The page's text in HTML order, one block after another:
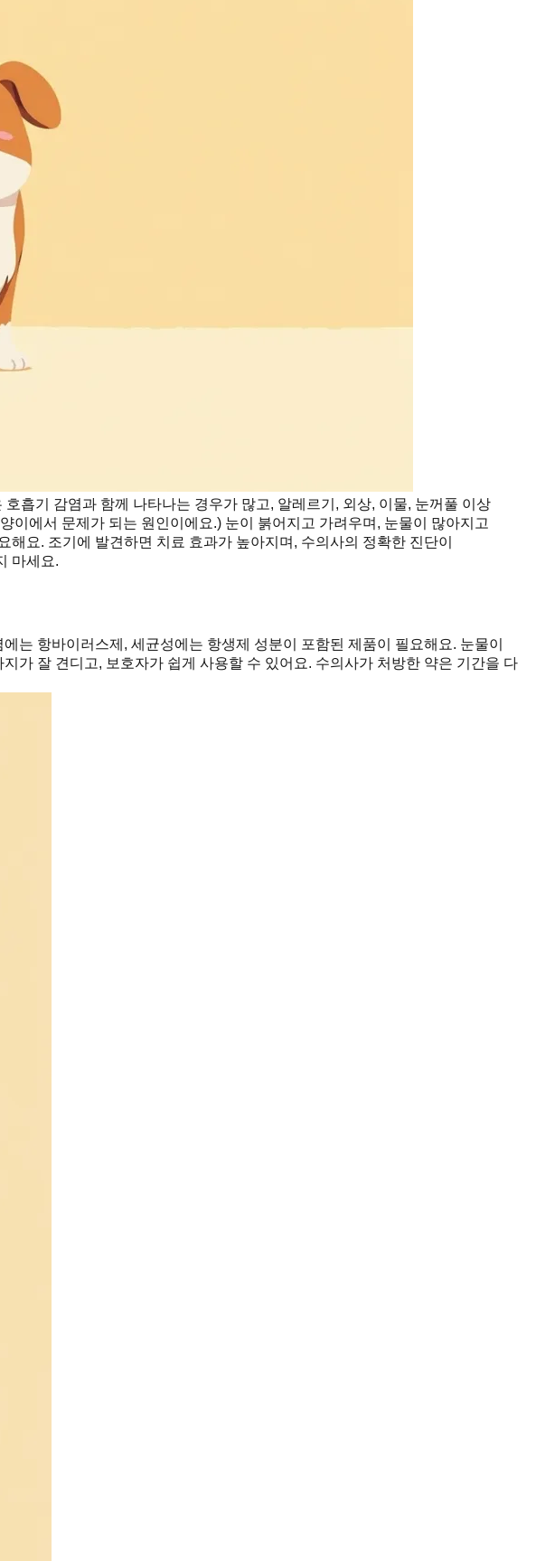
흡기 감염과 함께 나타나는 경우가 많고, 알레르기, 외상, 이물, 눈꺼풀 이상
에서 문제가 되는 원인이에요.) 눈이 붉어지고 가려우며, 눈물이 많아지고
요. 조기에 발견하면 치료 효과가 높아지며, 수의사의 정확한 진단이
마세요.
는 항바이러스제, 세균성에는 항생제 성분이 포함된 제품이 필요해요. 눈물이
가 잘 견디고, 보호자가 쉽게 사용할 수 있어요. 수의사가 처방한 약은 기간을 다